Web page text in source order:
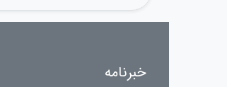
خبرنامه